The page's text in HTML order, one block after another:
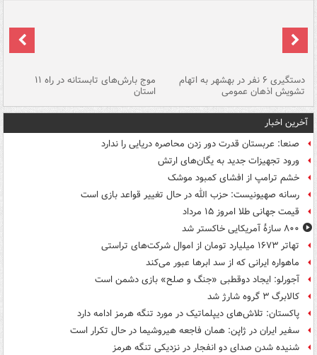
دستگیری ۶ نفر در بهشهر به اتهام
تشویش اذهان عمومی
موج بارش‌های تابستانه در راه ۱۱
استان
آخرین اخبار
صنعا: عربستان قدرت دور زدن محاصره دریایی را ندارد
ورود تجهیزات جدید به یگان‌های ارتش
خشم ترامپ از افشای کمبود موشک
رسانه صهیونیست: حزب الله در حال تغییر قواعد بازی است
قیمت جهانی طلا امروز ۱۵ مرداد
۸۰۰ سازۀ آمریکایی خاکستر شد
تهاتر ۱۶۷۳ میلیارد تومان از اموال شرکت‌های تراستی
ماهواره ایرانی که از سد ابرها عبور می‌کند
آجورلو: ایجاد دوقطبی «جنگ و صلح‌» بازی دشمن است
کالابرگ ۳ گروه شارژ شد
پاکستان: تلاش‌های دیپلماتیک در مورد تنگه هرمز ادامه دارد
سفیر ایران در ژاپن: همان فاجعه هیروشیما در حال تکرار است
شنیده شدن صدای دو انفجار در نزدیکی تنگه هرمز